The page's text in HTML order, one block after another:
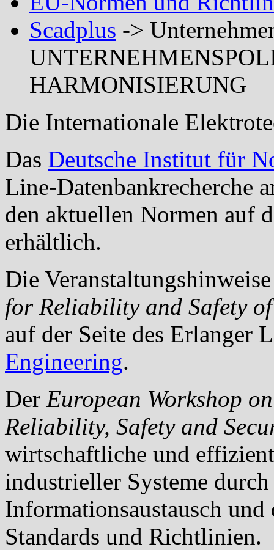
Scadplus ->
HARMONISIERUNG
Die Internationale
Das Deutsche Institut für
Line-Datenbankrecherche
den aktuellen Normen auf
erhältlich.
Die
for Reliabilityand Safetyof
auf der Seite des Erlanger
Engineering.
Der European Workshop
Reliability, Safetyand
wirtschaftliche und
industrieller Systeme
Informationsaustausch
Standards und Richtlinien.